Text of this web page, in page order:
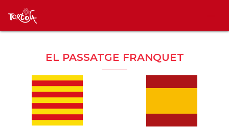
EL PASSATGE FRANQUET